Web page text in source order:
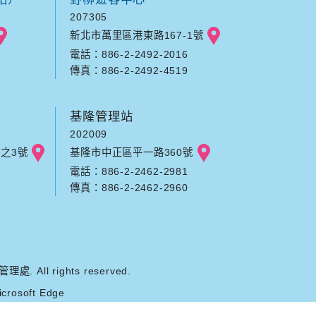
207305
新北市萬里區港東路167-1號
電話：886-2-2492-2016
傳真：886-2-2492-4519
3號
基隆管理站
202009
基隆市中正區平一路360號
電話：886-2-2462-2981
傳真：886-2-2462-2960
理處. All rights reserved.
Edge